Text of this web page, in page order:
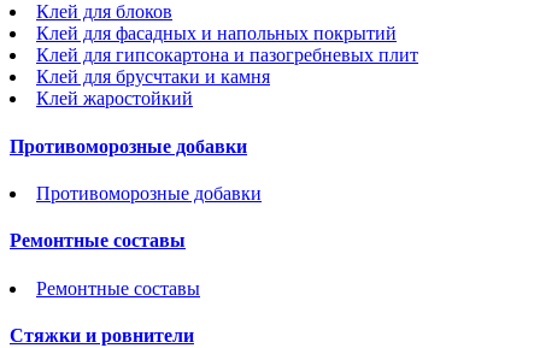
Клей для блоков
Клей для фасадных и напольных покрытий
Клей для гипсокартона и пазогребневых плит
Клей для брусчтаки и камня
Клей жаростойкий
Противоморозные добавки
Противоморозные добавки
Ремонтные составы
Ремонтные составы
Стяжки и ровнители